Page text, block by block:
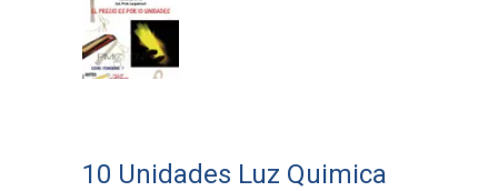
10 Unidades Luz Quimica